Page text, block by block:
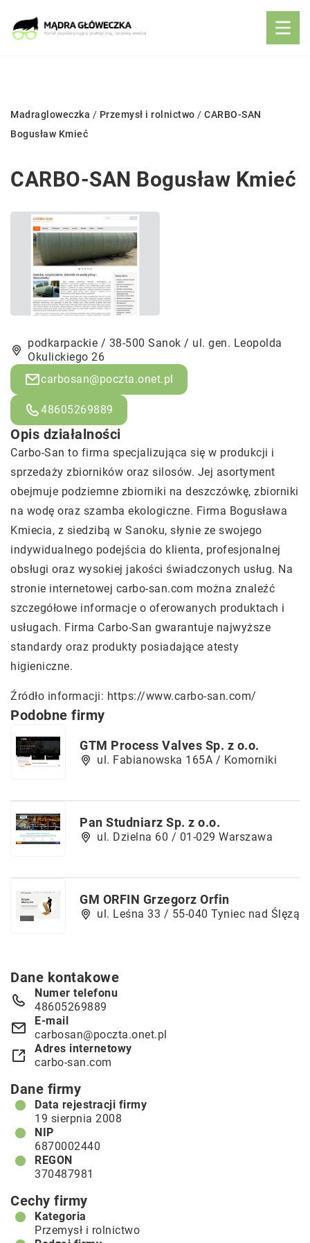
Madragloweczka / Przemysł i rolnictwo / CARBO-SAN
Bogusław Kmieć
CARBO-SAN Bogusław Kmieć
podkarpackie / 38-500 Sanok / ul. gen. Leopolda
Okulickiego 26
carbosan@poczta.onet.pl
48605269889
Opis działalności
Carbo-San to firma specjalizująca się w produkcji i
sprzedaży zbiorników oraz silosów. Jej asortyment
obejmuje podziemne zbiorniki na deszczówkę, zbiorniki
na wodę oraz szamba ekologiczne. Firma Bogusława
Kmiecia, z siedzibą w Sanoku, słynie ze swojego
indywidualnego podejścia do klienta, profesjonalnej
obsługi oraz wysokiej jakości świadczonych usług. Na
stronie internetowej carbo-san.com można znaleźć
szczegółowe informacje o oferowanych produktach i
usługach. Firma Carbo-San gwarantuje najwyższe
standardy oraz produkty posiadające atesty
higieniczne.
Źródło informacji: https://www.carbo-san.com/
Podobne firmy
GTM Process Valves Sp. z o.o.
ul. Fabianowska 165A / Komorniki
Pan Studniarz Sp. z o.o.
ul. Dzielna 60 / 01-029 Warszawa
GM ORFIN Grzegorz Orfin
ul. Leśna 33 / 55-040 Tyniec nad Ślęzą
Dane kontakowe
Numer telefonu
48605269889
E-mail
carbosan@poczta.onet.pl
Adres internetowy
carbo-san.com
Dane firmy
Data rejestracji firmy
19 sierpnia 2008
NIP
6870002440
REGON
370487981
Cechy firmy
Kategoria
Przemysł i rolnictwo